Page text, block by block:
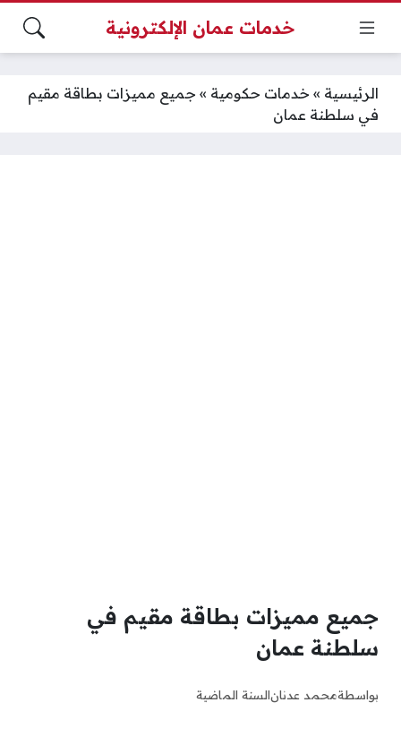
خدمات عمان الإلكترونية
الرئيسية » خدمات حكومية » جميع مميزات بطاقة مقيم
في سلطنة عمان
جميع مميزات بطاقة مقيم في
سلطنة عمان
بواسطةمحمد عدنانالسنة الماضية